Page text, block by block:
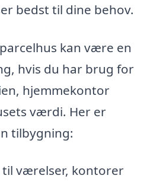
bedst til dine behov.
kan være en
hvis du har brug for
hjemmekontor
værdi. Her er
tilbygning:
værelser, kontorer